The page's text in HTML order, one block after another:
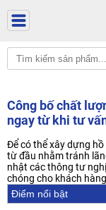
Công bố chất
ngay từ khi tư
Để có thể xây dựng
từ đầu nhằm tránh
nhật các thông tư
chóng cho khách hàng
Điểm nổi bật